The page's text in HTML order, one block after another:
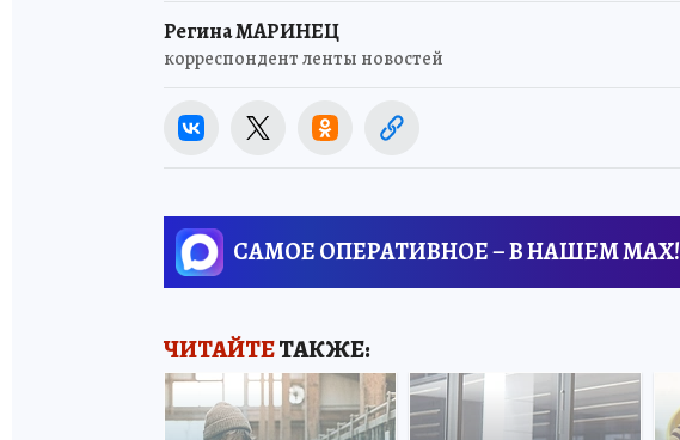
Регина МАРИНЕЦ
корреспондент ленты новостей
САМОЕ ОПЕРАТИВНОЕ – В НАШЕМ MAX!
ЧИТАЙТЕТАКЖЕ: